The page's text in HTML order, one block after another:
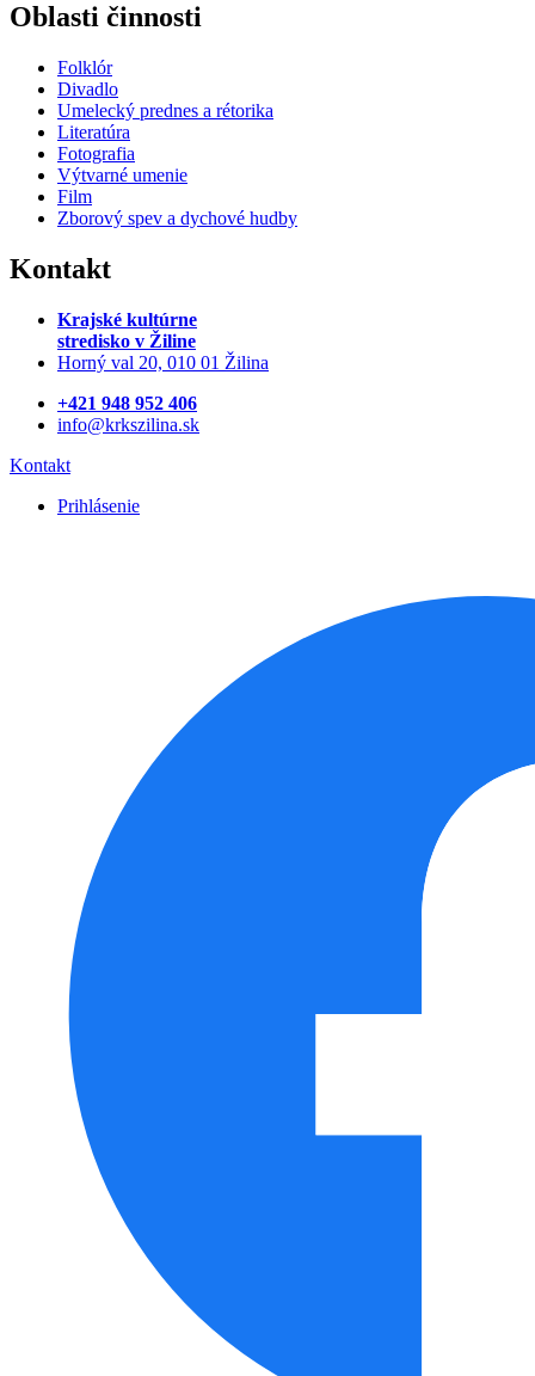
Oblasti činnosti
Folklór
Divadlo
Umelecký prednes a rétorika
Literatúra
Fotografia
Výtvarné umenie
Film
Zborový spev a dychové hudby
Kontakt
Krajské kultúrne
stredisko v Žiline
Horný val 20, 010 01 Žilina
+421 948 952 406
info@krkszilina.sk
Kontakt
Prihlásenie